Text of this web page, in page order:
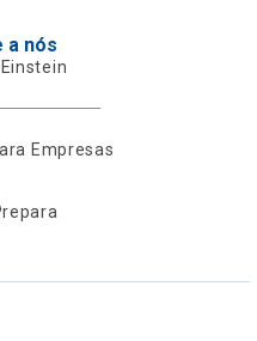
a nós
Empresas